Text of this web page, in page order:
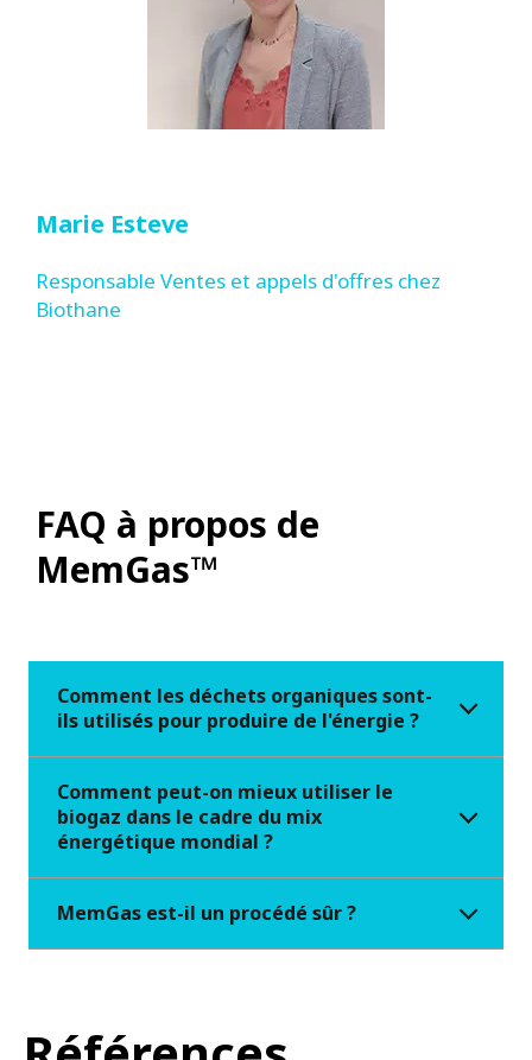
Marie Esteve
Responsable Ventes et appels d'offres chez
Biothane
FAQ à propos de
MemGas™
Comment les déchets organiques sont-
ils utilisés pour produire de l'énergie ?
Comment peut-on mieux utiliser le
biogaz dans le cadre du mix
énergétique mondial ?
MemGas est-il un procédé sûr ?